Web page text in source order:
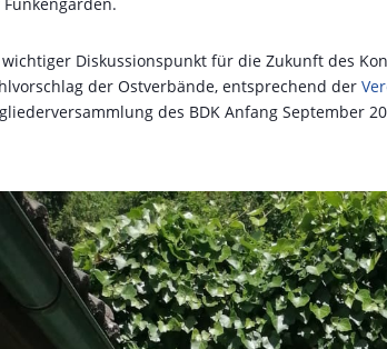
wichtiger Diskussionspunkt für die Zukunft des
der Ostverbände, entsprechend der
des BDK Anfang September